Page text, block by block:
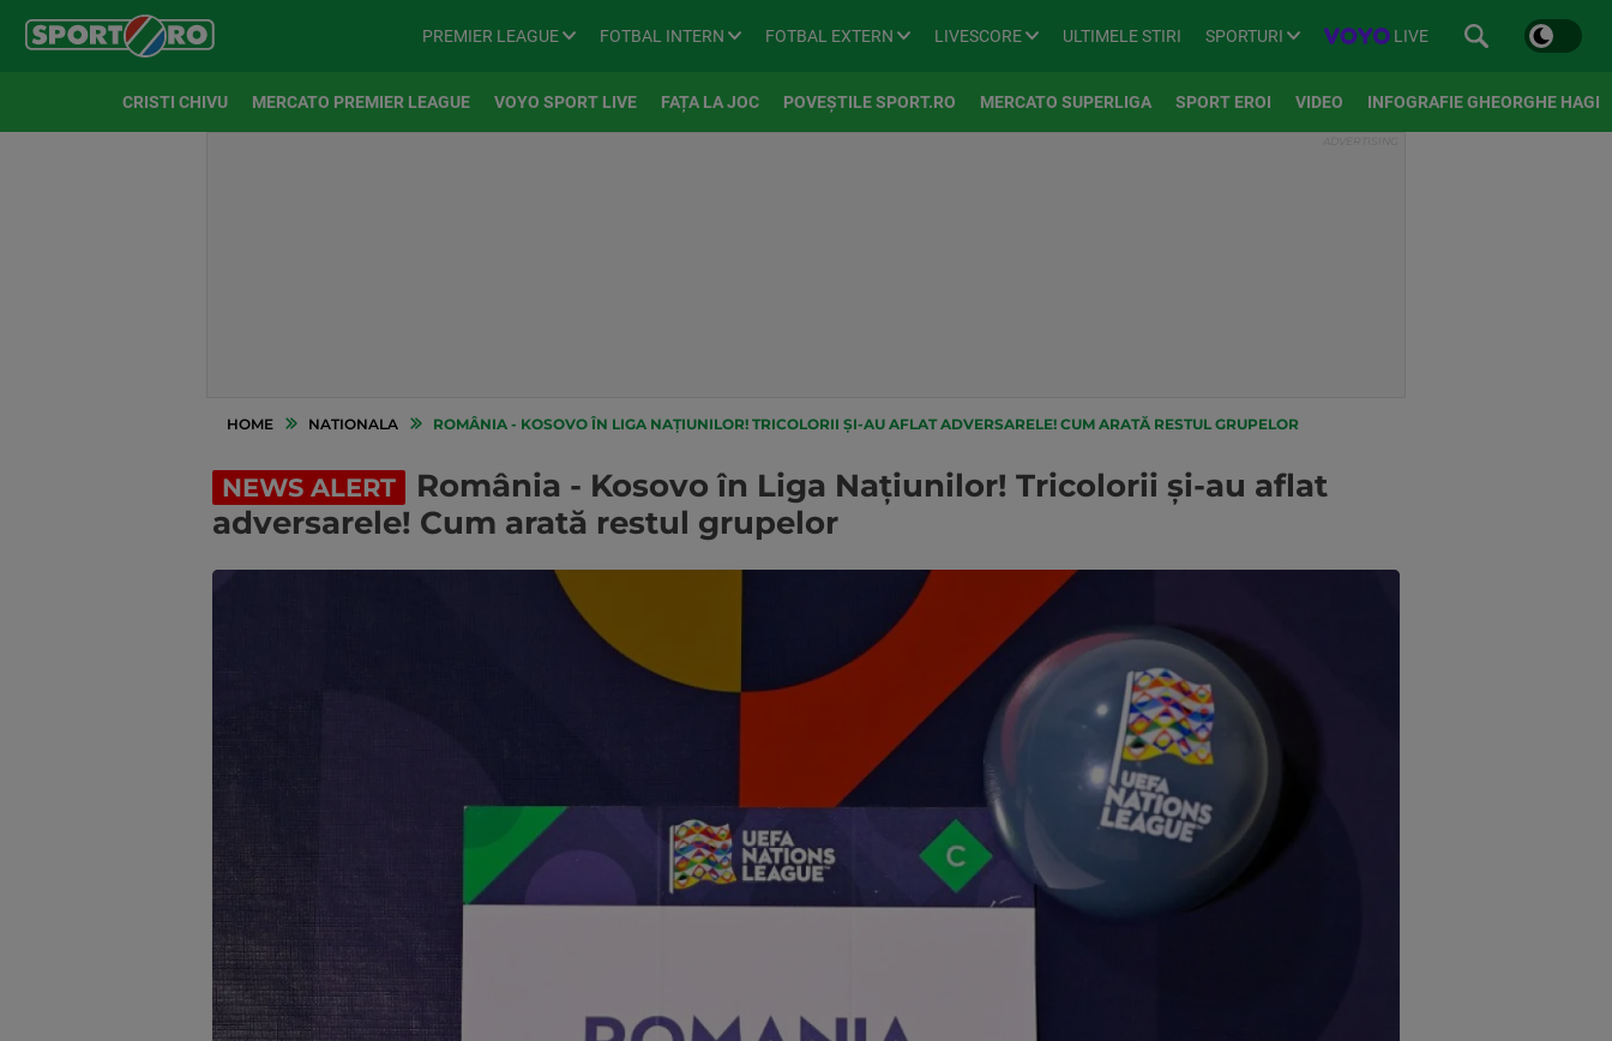
PREMIER LEAGUE FOTBAL INTERN FOTBAL EXTERN LIVESCORE ULTIMELE STIRI SPORTURI LIVE
CRISTI CHIVU MERCATO PREMIER LEAGUE VOYO SPORT LIVE FAȚA LA JOC POVEȘTILE SPORT.RO MERCATO SUPERLIGA SPORT EROI VIDEO INFOGRAFIE GHEORGHE HAGI
HOME NATIONALA ROMÂNIA - KOSOVO ÎN LIGA NAȚIUNILOR! TRICOLORII ȘI-AU AFLAT ADVERSARELE! CUM ARATĂ RESTUL GRUPELOR
NEWS ALERT
România - Kosovo în Liga Națiunilor! Tricolorii și-au aflat
adversarele! Cum arată restul grupelor